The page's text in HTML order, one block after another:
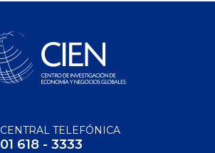
CENTRAL TELEFÓNICA
01 618 - 3333